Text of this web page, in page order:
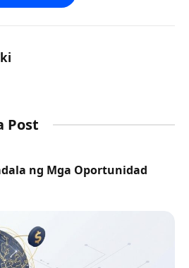
Post
ng Mga Oportunidad